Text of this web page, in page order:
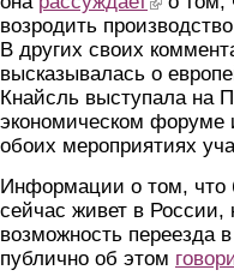
возродить
В других своих
высказывалась о
Кнайсль выступала на
экономическом
обоих мероприятиях
Информации о том, что
сейчас живет в
возможность переезда
публично об этом